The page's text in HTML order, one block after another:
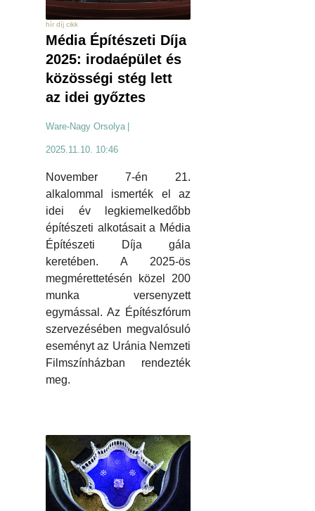
hír díj cikk
Média Építészeti Díja
2025: irodaépület és
közösségi stég lett
az idei győztes
Ware-Nagy Orsolya
2025.11.10. 10:46
November 7-én 21.
alkalommal ismerték el az
idei év legkiemelkedőbb
építészeti alkotásait a Média
Építészeti Díja gála
keretében. A 2025-ös
megmérettetésén közel 200
munka versenyzett
egymással. Az Építészfórum
szervezésében megvalósuló
eseményt az Uránia Nemzeti
Filmszínházban rendezték
meg.